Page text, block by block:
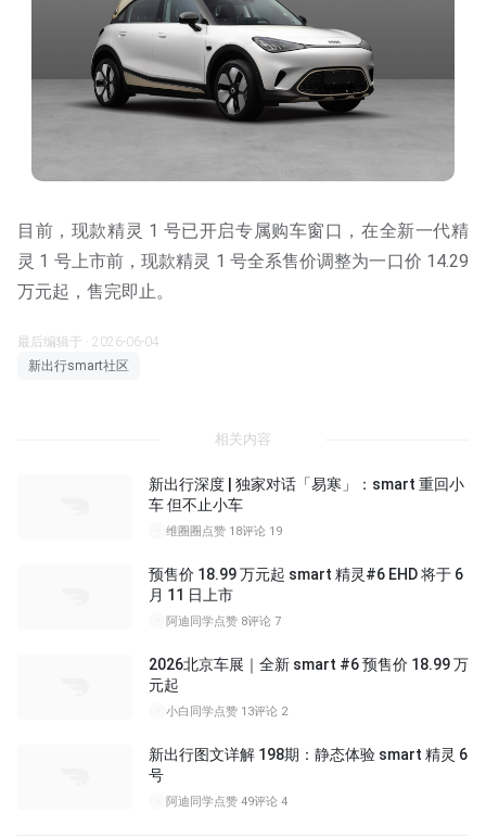
目前，现款精灵 1 号已开启专属购车窗口，在全新一代精
灵 1 号上市前，现款精灵 1 号全系售价调整为一口价 14.29
万元起，售完即止。
最后编辑于 · 2026-06-04
新出行smart社区
相关内容
新出行深度 | 独家对话「易寒」：smart 重回小
车 但不止小车
维圈圈 点赞 18评论 19
预售价 18.99 万元起 smart 精灵#6 EHD 将于 6
月 11 日上市
阿迪同学点赞 8评论 7
2026北京车展｜全新 smart #6 预售价 18.99 万
元起
小白同学点赞 13评论 2
新出行图文详解 198期：静态体验 smart 精灵 6
号
阿迪同学点赞 49评论 4